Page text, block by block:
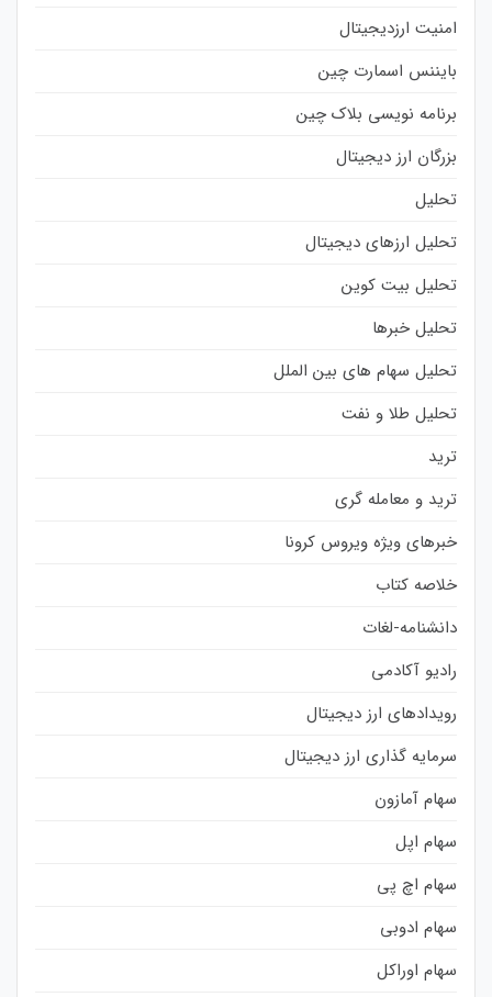
امنیت ارزدیجیتال
بایننس اسمارت چین
برنامه نویسی بلاک چین
بزرگان ارز دیجیتال
تحلیل
تحلیل ارزهای دیجیتال
تحلیل بیت کوین
تحلیل خبرها
تحلیل سهام های بین الملل
تحلیل طلا و نفت
ترید
ترید و معامله گری
خبرهای ویژه ویروس کرونا
خلاصه کتاب
دانشنامه-لغات
رادیو آکادمی
رویدادهای ارز دیجیتال
سرمایه گذاری ارز دیجیتال
سهام آمازون
سهام اپل
سهام اچ پی
سهام ادوبی
سهام اوراکل